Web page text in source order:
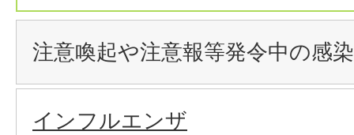
注意喚起や注意報等発令中の感
インフルエンザ